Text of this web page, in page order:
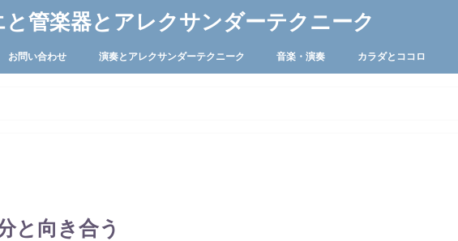
と管楽器とアレクサンダーテクニーク
お問い合わせ 演奏とアレクサンダーテクニーク 音楽・演奏 カラダとココロ
と向き合う